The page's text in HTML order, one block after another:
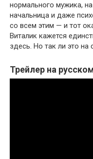
нормального мужика,
начальница и даже
со всем этим — и тот
Виталик кажется
здесь. Но так ли это на
Трейлер на